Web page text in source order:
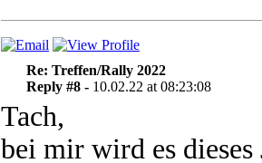
Re: Treffen/Rally 2022
Reply #8 - 10.02.22 at 08:23:08
Tach,
bei mir wird es